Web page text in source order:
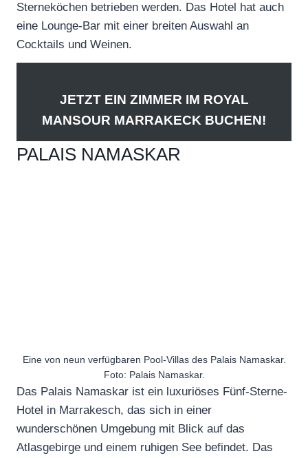
Sterneköchen betrieben werden. Das Hotel hat auch
eine Lounge-Bar mit einer breiten Auswahl an
Cocktails und Weinen.
JETZT EIN ZIMMER IM ROYAL
MANSOUR MARRAKECK BUCHEN!
PALAIS NAMASKAR
Eine von neun verfügbaren Pool-Villas des Palais Namaskar.
Foto: Palais Namaskar.
Das Palais Namaskar ist ein luxuriöses Fünf-Sterne-
Hotel in Marrakesch, das sich in einer
wunderschönen Umgebung mit Blick auf das
Atlasgebirge und einem ruhigen See befindet. Das